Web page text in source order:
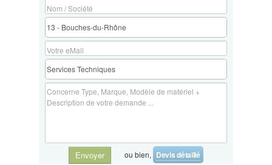
Envoyer ou bien, Devis détaillé